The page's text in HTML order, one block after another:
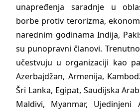
unapređenja saradnje u
borbe protiv terorizma,
narednim godinama Indija,
su punopravni članovi.
učestvuju u organizaciji kao
Azerbajdžan, Armenija,
Šri Lanka, Egipat, Saudijska
Maldivi, Myanmar, Ujedinjeni